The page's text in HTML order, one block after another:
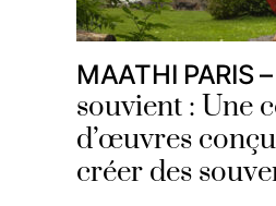
MAATHI PARIS
souvient : Une
d’œuvres
créer des